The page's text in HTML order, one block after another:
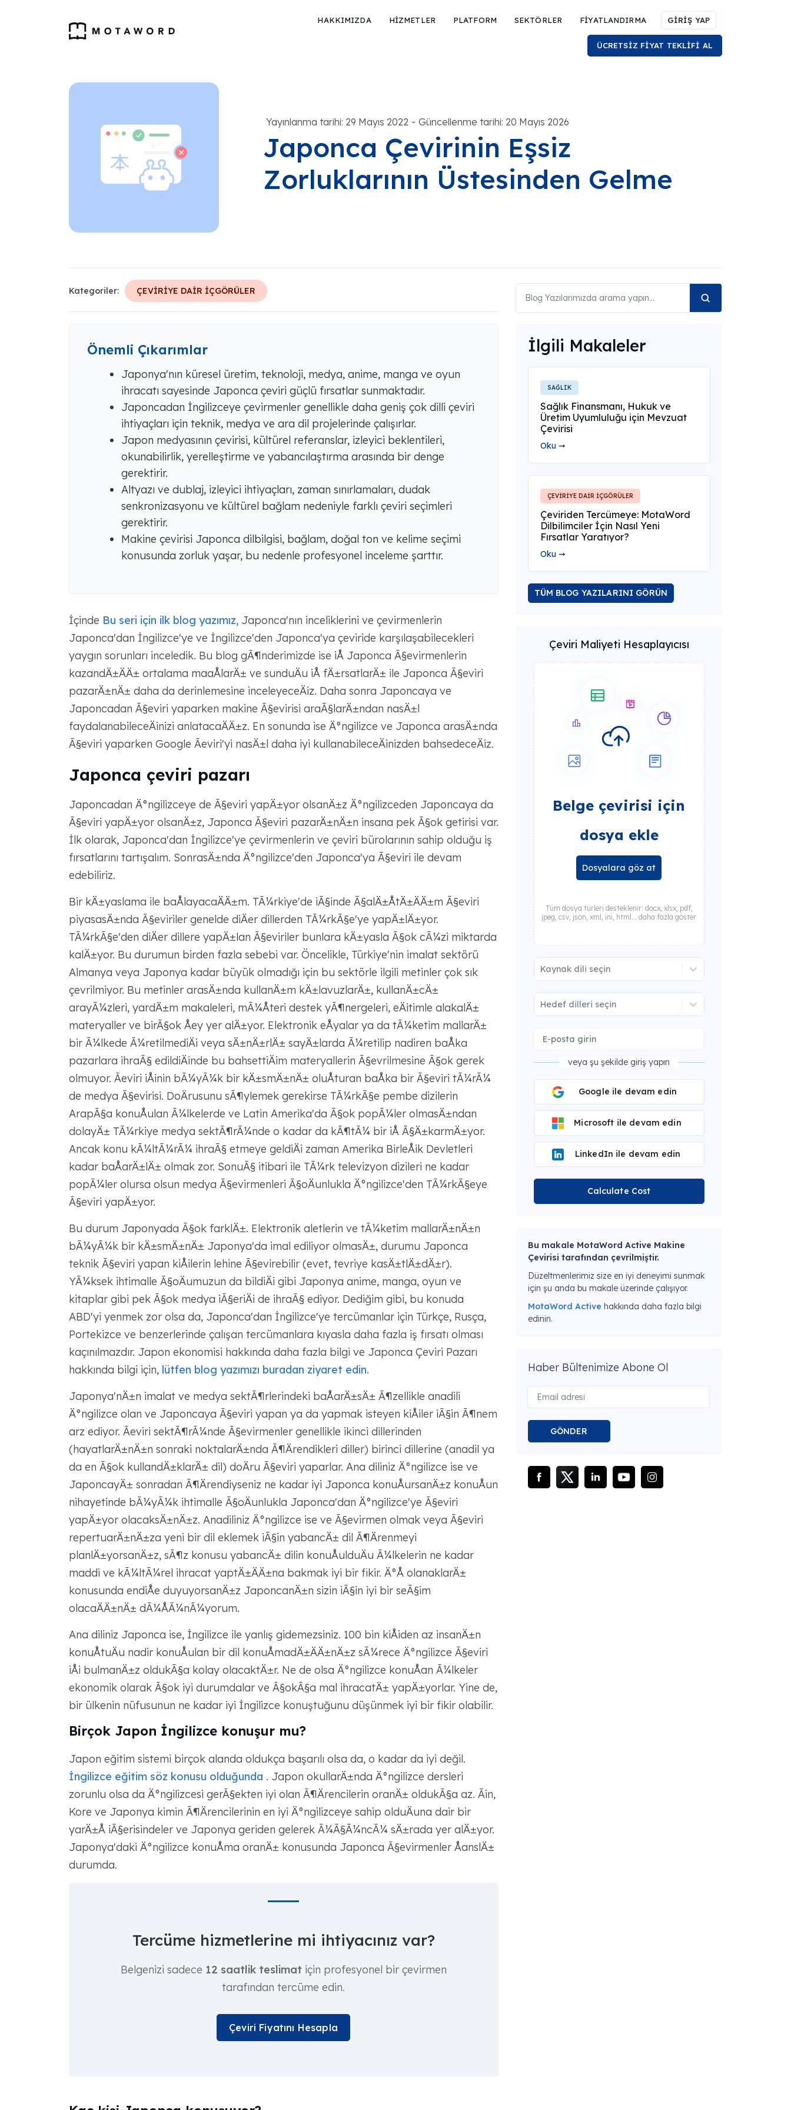
HAKKIMIZDA HİZMETLER PLATFORM SEKTÖRLER FİYATLANDIRMA GİRİŞ YAP
ÜCRETSİZ FİYAT TEKLİFİ AL
Yayınlanma tarihi: 29 Mayıs 2022 - Güncellenme tarihi: 20 Mayıs 2026
Japonca Çevirinin Eşsiz
Zorluklarının Üstesinden Gelme
Kategoriler: ÇEVİRİYE DAİR İÇGÖRÜLER
Önemli Çıkarımlar
Japonya'nın küresel üretim, teknoloji, medya, anime, manga ve oyun
ihracatı sayesinde Japonca çeviri güçlü fırsatlar sunmaktadır.
Japoncadan İngilizceye çevirmenler genellikle daha geniş çok dilli çeviri
ihtiyaçları için teknik, medya ve ara dil projelerinde çalışırlar.
Japon medyasının çevirisi, kültürel referanslar, izleyici beklentileri,
okunabilirlik, yerelleştirme ve yabancılaştırma arasında bir denge
gerektirir.
Altyazı ve dublaj, izleyici ihtiyaçları, zaman sınırlamaları, dudak
senkronizasyonu ve kültürel bağlam nedeniyle farklı çeviri seçimleri
gerektirir.
Makine çevirisi Japonca dilbilgisi, bağlam, doğal ton ve kelime seçimi
konusunda zorluk yaşar, bu nedenle profesyonel inceleme şarttır.
İçinde Bu seri için ilk blog yazımız,Japonca'nın inceliklerini ve çevirmenlerin
Japonca'dan İngilizce'ye ve İngilizce'den Japonca'ya çeviride karşılaşabilecekleri
yaygın sorunları inceledik. Bu blog gÃ¶nderimizde ise iÅ Japonca Ã§evirmenlerin
kazandÄ±ÄÄ± ortalama maaÅlarÄ± ve sunduÄu iÅ fÄ±rsatlarÄ± ile Japonca Ã§eviri
pazarÄ±nÄ± daha da derinlemesine inceleyeceÄiz. Daha sonra Japoncaya ve
Japoncadan Ã§eviri yaparken makine Ã§evirisi araÃ§larÄ±ndan nasÄ±l
faydalanabileceÄinizi anlatacaÄÄ±z. En sonunda ise Ä°ngilizce ve Japonca arasÄ±nda
Ã§eviri yaparken Google Ãeviri'yi nasÄ±l daha iyi kullanabileceÄinizden bahsedeceÄiz.
Japonca çeviri pazarı
Japoncadan Ä°ngilizceye de Ã§eviri yapÄ±yor olsanÄ±z Ä°ngilizceden Japoncaya da
Ã§eviri yapÄ±yor olsanÄ±z, Japonca Ã§eviri pazarÄ±nÄ±n insana pek Ã§ok getirisi var.
İlk olarak, Japonca'dan İngilizce'ye çevirmenlerin ve çeviri bürolarının sahip olduğu iş
fırsatlarını tartışalım. SonrasÄ±nda Ä°ngilizce'den Japonca'ya Ã§eviri ile devam
edebiliriz.
Bir kÄ±yaslama ile baÅlayacaÄÄ±m. TÃ¼rkiye'de iÃ§inde Ã§alÄ±ÅtÄ±ÄÄ±m Ã§eviri
piyasasÄ±nda Ã§eviriler genelde diÄer dillerden TÃ¼rkÃ§e'ye yapÄ±lÄ±yor.
TÃ¼rkÃ§e'den diÄer dillere yapÄ±lan Ã§eviriler bunlara kÄ±yasla Ã§ok cÃ¼zi miktarda
kalÄ±yor. Bu durumun birden fazla sebebi var. Öncelikle, Türkiye'nin imalat sektörü
Almanya veya Japonya kadar büyük olmadığı için bu sektörle ilgili metinler çok sık
çevrilmiyor. Bu metinler arasÄ±nda kullanÄ±m kÄ±lavuzlarÄ±, kullanÄ±cÄ±
arayÃ¼zleri, yardÄ±m makaleleri, mÃ¼Återi destek yÃ¶nergeleri, eÄitimle alakalÄ±
materyaller ve birÃ§ok Åey yer alÄ±yor. Elektronik eÅyalar ya da tÃ¼ketim mallarÄ±
bir Ã¼lkede Ã¼retilmediÄi veya sÄ±nÄ±rlÄ± sayÄ±larda Ã¼retilip nadiren baÅka
pazarlara ihraÃ§ edildiÄinde bu bahsettiÄim materyallerin Ã§evrilmesine Ã§ok gerek
olmuyor. Ãeviri iÅinin bÃ¼yÃ¼k bir kÄ±smÄ±nÄ± oluÅturan baÅka bir Ã§eviri tÃ¼rÃ¼
de medya Ã§evirisi. DoÄrusunu sÃ¶ylemek gerekirse TÃ¼rkÃ§e pembe dizilerin
ArapÃ§a konuÅulan Ã¼lkelerde ve Latin Amerika'da Ã§ok popÃ¼ler olmasÄ±ndan
dolayÄ± TÃ¼rkiye medya sektÃ¶rÃ¼nde o kadar da kÃ¶tÃ¼ bir iÅ Ã§Ä±karmÄ±yor.
Ancak konu kÃ¼ltÃ¼rÃ¼ ihraÃ§ etmeye geldiÄi zaman Amerika BirleÅik Devletleri
kadar baÅarÄ±lÄ± olmak zor. SonuÃ§ itibari ile TÃ¼rk televizyon dizileri ne kadar
popÃ¼ler olursa olsun medya Ã§evirmenleri Ã§oÄunlukla Ä°ngilizce'den TÃ¼rkÃ§eye
Ã§eviri yapÄ±yor.
Bu durum Japonyada Ã§ok farklÄ±. Elektronik aletlerin ve tÃ¼ketim mallarÄ±nÄ±n
bÃ¼yÃ¼k bir kÄ±smÄ±nÄ± Japonya'da imal ediliyor olmasÄ±, durumu Japonca
teknik Ã§eviri yapan kiÅilerin lehine Ã§evirebilir (evet, tevriye kasÄ±tlÄ±dÄ±r).
YÃ¼ksek ihtimalle Ã§oÄumuzun da bildiÄi gibi Japonya anime, manga, oyun ve
kitaplar gibi pek Ã§ok medya iÃ§eriÄi de ihraÃ§ ediyor. Dediğim gibi, bu konuda
ABD'yi yenmek zor olsa da, Japonca'dan İngilizce'ye tercümanlar için Türkçe, Rusça,
Portekizce ve benzerlerinde çalışan tercümanlara kıyasla daha fazla iş fırsatı olması
kaçınılmazdır. Japon ekonomisi hakkında daha fazla bilgi ve Japonca Çeviri Pazarı
hakkında bilgi için,lütfen blog yazımızı buradan ziyaret edin.
Japonya'nÄ±n imalat ve medya sektÃ¶rlerindeki baÅarÄ±sÄ± Ã¶zellikle anadili
Ä°ngilizce olan ve Japoncaya Ã§eviri yapan ya da yapmak isteyen kiÅiler iÃ§in Ã¶nem
arz ediyor. Ãeviri sektÃ¶rÃ¼nde Ã§evirmenler genellikle ikinci dillerinden
(hayatlarÄ±nÄ±n sonraki noktalarÄ±nda Ã¶Ärendikleri diller) birinci dillerine (anadil ya
da en Ã§ok kullandÄ±klarÄ± dil) doÄru Ã§eviri yaparlar. Ana diliniz Ä°ngilizce ise ve
JaponcayÄ± sonradan Ã¶Ärendiyseniz ne kadar iyi Japonca konuÅursanÄ±z konuÅun
nihayetinde bÃ¼yÃ¼k ihtimalle Ã§oÄunlukla Japonca'dan Ä°ngilizce'ye Ã§eviri
yapÄ±yor olacaksÄ±nÄ±z. Anadiliniz Ä°ngilizce ise ve Ã§evirmen olmak veya Ã§eviri
repertuarÄ±nÄ±za yeni bir dil eklemek iÃ§in yabancÄ± dil Ã¶Ärenmeyi
planlÄ±yorsanÄ±z, sÃ¶z konusu yabancÄ± dilin konuÅulduÄu Ã¼lkelerin ne kadar
maddi ve kÃ¼ltÃ¼rel ihracat yaptÄ±ÄÄ±na bakmak iyi bir fikir. Ä°Å olanaklarÄ±
konusunda endiÅe duyuyorsanÄ±z JaponcanÄ±n sizin iÃ§in iyi bir seÃ§im
olacaÄÄ±nÄ± dÃ¼ÅÃ¼nÃ¼yorum.
Ana diliniz Japonca ise, İngilizce ile yanlış gidemezsiniz. 100 bin kiÅiden az insanÄ±n
konuÅtuÄu nadir konuÅulan bir dil konuÅmadÄ±ÄÄ±nÄ±z sÃ¼rece Ä°ngilizce Ã§eviri
iÅi bulmanÄ±z oldukÃ§a kolay olacaktÄ±r. Ne de olsa Ä°ngilizce konuÅan Ã¼lkeler
ekonomik olarak Ã§ok iyi durumdalar ve Ã§okÃ§a mal ihracatÄ± yapÄ±yorlar. Yine de,
bir ülkenin nüfusunun ne kadar iyi İngilizce konuştuğunu düşünmek iyi bir fikir olabilir.
Birçok Japon İngilizce konuşur mu?
Japon eğitim sistemi birçok alanda oldukça başarılı olsa da, o kadar da iyi değil.
İngilizce eğitim söz konusu olduğunda . Japon okullarÄ±nda Ä°ngilizce dersleri
zorunlu olsa da Ä°ngilizcesi gerÃ§ekten iyi olan Ã¶Ärencilerin oranÄ± oldukÃ§a az. Ãin,
Kore ve Japonya kimin Ã¶Ärencilerinin en iyi Ä°ngilizceye sahip olduÄuna dair bir
yarÄ±Å iÃ§erisindeler ve Japonya geriden gelerek Ã¼Ã§Ã¼ncÃ¼ sÄ±rada yer alÄ±yor.
Japonya'daki Ä°ngilizce konuÅma oranÄ± konusunda Japonca Ã§evirmenler ÅanslÄ±
durumda.
Tercüme hizmetlerine mi ihtiyacınız var?
Belgenizi sadece 12 saatlik teslimatiçin profesyonel bir çevirmen
tarafından tercüme edin.
Çeviri Fiyatını Hesapla
İlgili Makaleler
SAĞLIK
Sağlık Finansmanı, Hukuk ve
Üretim Uyumluluğu için Mevzuat
Çevirisi
Oku ➞
ÇEVİRİYE DAİR İÇGÖRÜLER
Çeviriden Tercümeye: MotaWord
Dilbilimciler İçin Nasıl Yeni
Fırsatlar Yaratıyor?
Oku ➞
TÜM BLOG YAZILARINI GÖRÜN
Çeviri Maliyeti Hesaplayıcısı
Belge çevirisi için
dosya ekle
Dosyalara göz at
Tüm dosya türleri desteklenir: docx, xlsx, pdf,
jpeg, csv, json, xml, ini, html... daha fazla göster
Kaynak dili seçin
Hedef dilleri seçin
veya şu şekilde giriş yapın
Google ile devam edin
Microsoft ile devam edin
LinkedIn ile devam edin
Calculate Cost
Bu makale MotaWord Active Makine
Çevirisi tarafından çevrilmiştir.
Düzeltmenlerimiz size en iyi deneyimi sunmak
için şu anda bu makale üzerinde çalışıyor.
MotaWord Active hakkında daha fazla bilgi
edinin.
Haber Bültenimize Abone Ol
GÖNDER